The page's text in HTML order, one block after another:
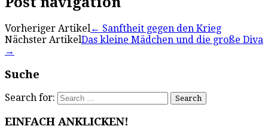
Vorheriger Artikel← Sanftheit gegen den Krieg
Nächster ArtikelDas kleine Mädchen und die große Diva
→
Suche
Search for:
EINFACH ANKLICKEN!